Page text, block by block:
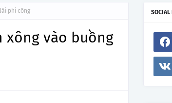
phi công
xông vào buồng
SOCIAL